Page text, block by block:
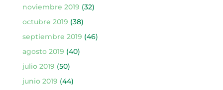
noviembre 2019 (32)
octubre 2019 (38)
septiembre 2019 (46)
agosto 2019 (40)
julio 2019 (50)
junio 2019 (44)